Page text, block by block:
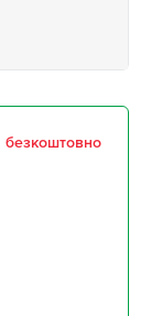
безкоштовно